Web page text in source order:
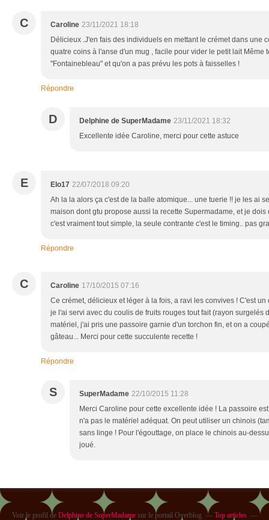
C Caroline 23/11/2021 18:18
Délicieux .J'en fais des individuels en mettant le crémet dans une
quatre coins à l'anse d'un mug , facile pour vider le petit lait Même
"Fontainebleau" et qu'on a pas prévu les pots à faisselles !
Répondre
D Delphine de SuperMadame 23/11/2021 18:32
Excellente idée Caroline, merci pour cette astuce
E Elo17 22/07/2018 09:20
Ah la la alors ça c'est de la balle atomique... une tuerie !! je les ai
maison dont gtu propose aussi la recette Supermadame, et je
c'est vraiment tout simple, la seule contrante c'est le timing.. pas
Répondre
C Caroline 17/10/2015 07:16
Ce crémet, délicieux et léger à la fois, a ravi les convives ! C'est
je l'ai servi avec du coulis de fruits rouges tout fait (rayon surgelés
matériel, j'ai pris une passoire garnie d'un torchon fin, et on a
gâteau... Merci pour cette succulente recette !
Répondre
S SuperMadame 22/10/2015 11:28
Merci Caroline pour cette excellente idée ! La passoire
n'a pas le matériel adéquat. On peut utiliser un chinois
sans linge ! Pour l'égouttage, on place le chinois au-
joué.
Voir le profil de Delphine de SuperMadamesur le portail Overblog Top articles